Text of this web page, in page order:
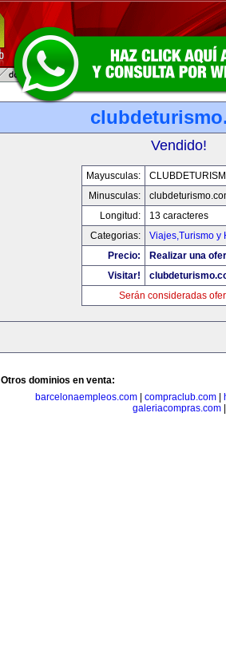
Vendido!
Mayusculas:
Minusculas:
Longitud:
13 caracteres
Categorias:
Viajes,Turismo y
Precio:
Realizar una
Visitar!
Serán consideradas
Otros dominios en venta:
barcelonaempleos.com| compraclub.com|
galeriacompras.com|